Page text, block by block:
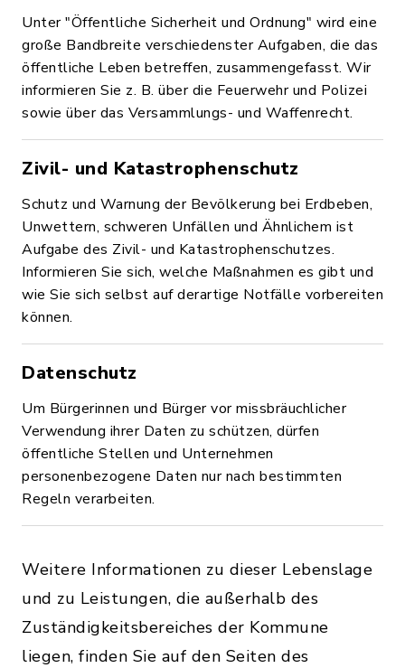
Unter "Öffentliche Sicherheit und Ordnung" wird eine
große Bandbreite verschiedenster Aufgaben, die das
öffentliche Leben betreffen, zusammengefasst. Wir
informieren Sie z. B. über die Feuerwehr und Polizei
sowie über das Versammlungs- und Waffenrecht.
Zivil- und Katastrophenschutz
Schutz und Warnung der Bevölkerung bei Erdbeben,
Unwettern, schweren Unfällen und Ähnlichem ist
Aufgabe des Zivil- und Katastrophenschutzes.
Informieren Sie sich, welche Maßnahmen es gibt und
wie Sie sich selbst auf derartige Notfälle vorbereiten
können.
Datenschutz
Um Bürgerinnen und Bürger vor missbräuchlicher
Verwendung ihrer Daten zu schützen, dürfen
öffentliche Stellen und Unternehmen
personenbezogene Daten nur nach bestimmten
Regeln verarbeiten.
Weitere Informationen zu dieser Lebenslage
und zu Leistungen, die außerhalb des
Zuständigkeitsbereiches der Kommune
liegen, finden Sie auf den Seiten des